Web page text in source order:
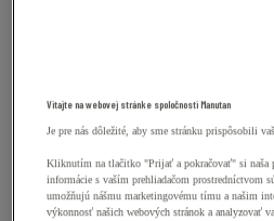
Vitajte na webovej stránke spoločnosti Manutan
Je pre nás dôležité, aby sme stránku prispôsobili
Kliknutím na tlačitko "Prijať a pokračovať" si naša
informácie s vaším prehliadačom prostredníctvom
umožňujú nášmu marketingovému tímu a našim
výkonnosť našich webových stránok a analyzovať